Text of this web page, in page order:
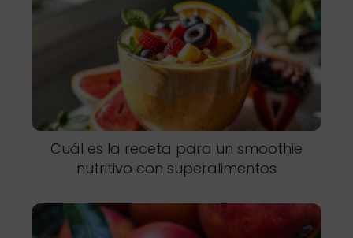
Cuál es la receta para un smoothie
nutritivo con superalimentos